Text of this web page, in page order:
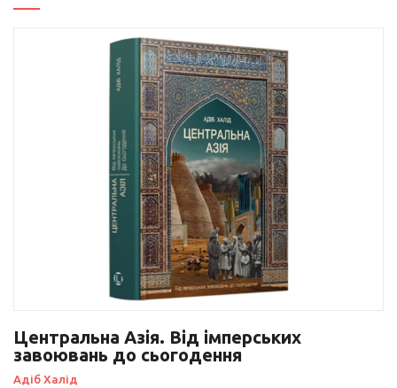
Центральна Азія. Від імперських
завоювань до сьогодення
Адіб Халід